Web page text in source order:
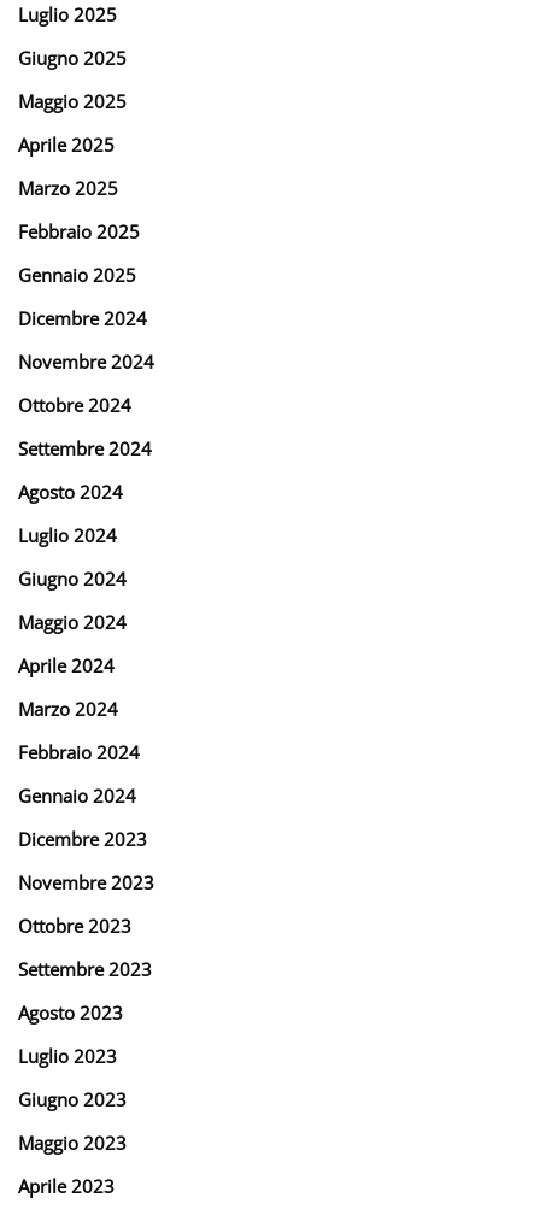
Luglio 2025
Giugno 2025
Maggio 2025
Aprile 2025
Marzo 2025
Febbraio 2025
Gennaio 2025
Dicembre 2024
Novembre 2024
Ottobre 2024
Settembre 2024
Agosto 2024
Luglio 2024
Giugno 2024
Maggio 2024
Aprile 2024
Marzo 2024
Febbraio 2024
Gennaio 2024
Dicembre 2023
Novembre 2023
Ottobre 2023
Settembre 2023
Agosto 2023
Luglio 2023
Giugno 2023
Maggio 2023
Aprile 2023